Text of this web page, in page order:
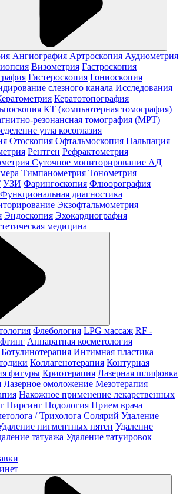
Ангиография Артроскопия Аудиометрия
Визометрия Гастроскопия
Гистероскопия Гониоскопия
слезного канала Исследования
Кератотопография
КТ (компьютерная томография)
резонансная томография (МРТ)
угла косоглазия
Отоскопия Офтальмоскопия Пальпация
Рентген Рефрактометрия
Суточное мониторирование АД
Тимпанометрия Тонометрия
УЗИ Фарингоскопия Флюорография
Функциональная диагностика
Экзофтальмометрия
Эндоскопия Эхокардиография
медицина
Флебология LPG массаж RF -
Аппаратная косметология
Ботулинотерапия Интимная пластика
Коллагенотерапия Контурная
фигуры Криотерапия Лазерная шлифовка
Лазерное омоложение Мезотерапия
Накожное применение лекарственных
Пирсинг Подология Прием врача
/ Трихолога Солярий Удаление
пигментных пятен Удаление
татуажа Удаление татуировок